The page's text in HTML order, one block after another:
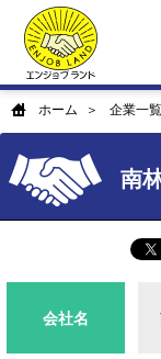
ホーム 企業一覧
南
会社名